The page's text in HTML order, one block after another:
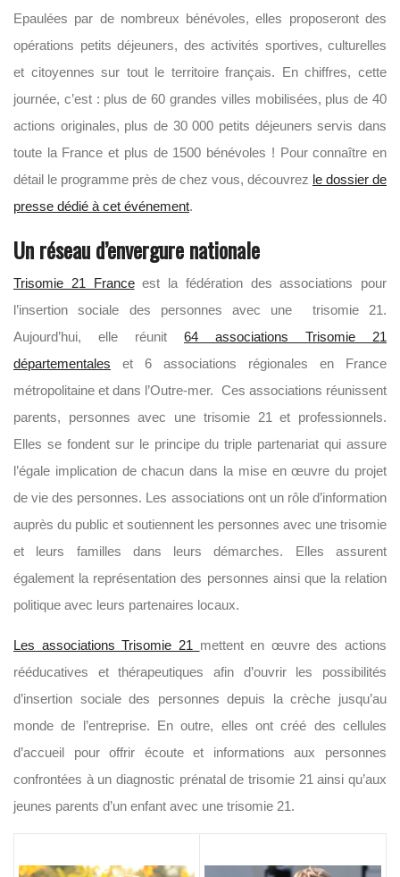
Epaulées par de nombreux bénévoles, elles proposeront des
opérations petits déjeuners, des activités sportives, culturelles
et citoyennes sur tout le territoire français. En chiffres, cette
journée, c’est : plus de 60 grandes villes mobilisées, plus de 40
actions originales, plus de 30 000 petits déjeuners servis dans
toute la France et plus de 1500 bénévoles ! Pour connaître en
détail le programme près de chez vous, découvrez le dossier de
presse dédié à cet événement.
Un réseau d’envergure nationale
Trisomie 21 Franceest la fédération des associations pour
l’insertion sociale des personnes avec une trisomie 21.
Aujourd’hui, elle réunit 64 associations Trisomie 21
départementales et 6 associations régionales en France
métropolitaine et dans l’Outre-mer. Ces associations réunissent
parents, personnes avec une trisomie 21 et professionnels.
Elles se fondent sur le principe du triple partenariat qui assure
l’égale implication de chacun dans la mise en œuvre du projet
de vie des personnes. Les associations ont un rôle d’information
auprès du public et soutiennent les personnes avec une trisomie
et leurs familles dans leurs démarches. Elles assurent
également la représentation des personnes ainsi que la relation
politique avec leurs partenaires locaux.
Les associations Trisomie 21 mettent en œuvre des actions
rééducatives et thérapeutiques afin d’ouvrir les possibilités
d’insertion sociale des personnes depuis la crèche jusqu’au
monde de l’entreprise. En outre, elles ont créé des cellules
d’accueil pour offrir écoute et informations aux personnes
confrontées à un diagnostic prénatal de trisomie 21 ainsi qu’aux
jeunes parents d’un enfant avec une trisomie 21.